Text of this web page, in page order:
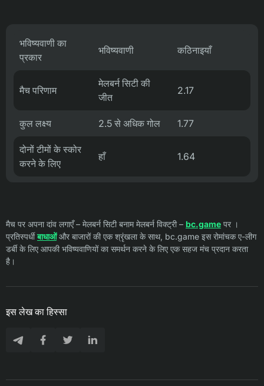
भविष्यवाणी का
प्रकार
भविष्यवाणी कठिनाइयाँ
मैच परिणाम
मेलबर्न सिटी की
जीत
2.17
कुल लक्ष्य 2.5 से अधिक गोल 1.77
दोनों टीमों के स्कोर
करने के लिए
हाँ 1.64
मैच पर अपना दांव लगाएँ – मेलबर्न सिटी बनाम मेलबर्न विक्ट्री – bc.game पर ।
प्रतिस्पर्धीबाधाओंऔर बाजारों की एक श्रृंखला के साथ, bc.game इस रोमांचक ए-लीग
डर्बी के लिए आपकी भविष्यवाणियों का समर्थन करने के लिए एक सहज मंच प्रदान करता
है।
इस लेख का हिस्सा